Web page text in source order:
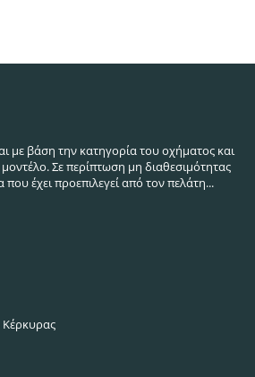
με βάση την κατηγορία του οχήματος και
Σε περίπτωση μη διαθεσιμότητας
έχει προεπιλεγεί από τον πελάτη...